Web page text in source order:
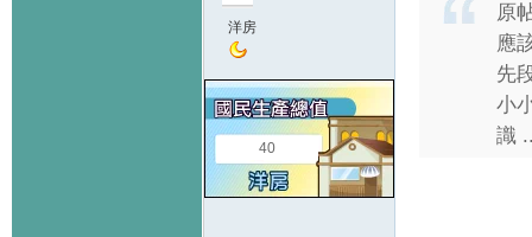
洋房
40
原
應
先
小
識